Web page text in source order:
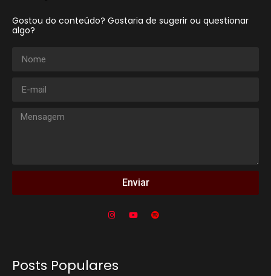
Gostou do conteúdo? Gostaria de sugerir ou questionar
algo?
Enviar
Posts Populares